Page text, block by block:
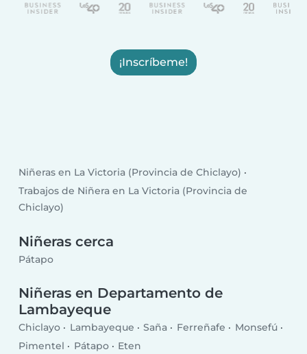
¡Inscríbeme!
Niñeras en La Victoria (Provincia de Chiclayo)
Trabajos de Niñera en La Victoria (Provincia de
Chiclayo)
Niñeras cerca
Pátapo
Niñeras en Departamento de
Lambayeque
Chiclayo Lambayeque Saña Ferreñafe
Monsefú
Pimentel
Pátapo Eten